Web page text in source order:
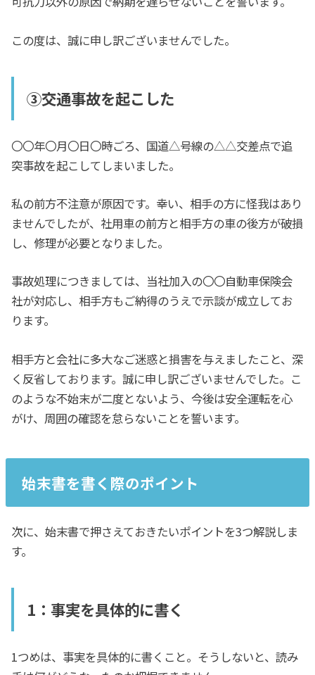
この度は、誠に申し訳ございませんでした。
③交通事故を起こした
〇〇年〇月〇日〇時ごろ、国道△号線の△△交差点で追
突事故を起こしてしまいました。
私の前方不注意が原因です。幸い、相手の方に怪我はあり
ませんでしたが、社用車の前方と相手方の車の後方が破損
し、修理が必要となりました。
事故処理につきましては、当社加入の〇〇自動車保険会
社が対応し、相手方もご納得のうえで示談が成立してお
ります。
相手方と会社に多大なご迷惑と損害を与えましたこと、深
く反省しております。誠に申し訳ございませんでした。こ
のような不始末が二度とないよう、今後は安全運転を心
がけ、周囲の確認を怠らないことを誓います。
始末書を書く際のポイント
次に、始末書で押さえておきたいポイントを3つ解説しま
す。
1：事実を具体的に書く
1つめは、事実を具体的に書くこと。そうしないと、読み